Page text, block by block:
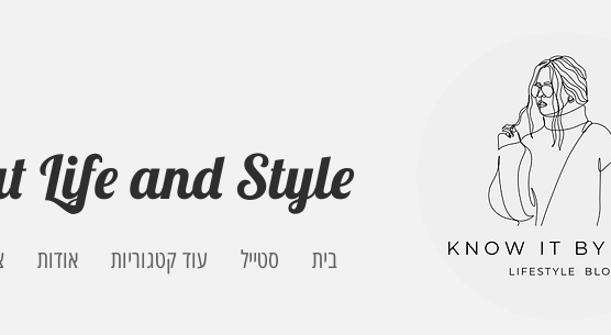
Life and Style
בית סטייל עוד קטגוריות אודות